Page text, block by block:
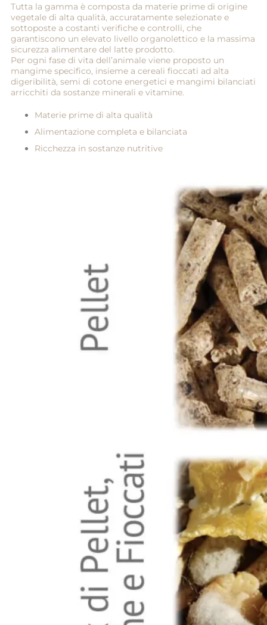
Tutta la gamma è composta da materie prime di origine
vegetale di alta qualità, accuratamente selezionate e
sottoposte a costanti verifiche e controlli, che
garantiscono un elevato livello organolettico e la massima
sicurezza alimentare del latte prodotto.
Per ogni fase di vita dell’animale viene proposto un
mangime specifico, insieme a cereali fioccati ad alta
digeribilità, semi di cotone energetici e mangimi bilanciati
arricchiti da sostanze minerali e vitamine.
Materie prime di alta qualità
Alimentazione completa e bilanciata
Ricchezza in sostanze nutritive